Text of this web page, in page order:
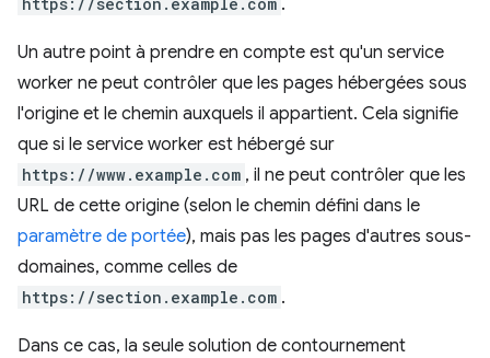
.
Un autre point à prendre en compte est qu'un service
worker ne peut contrôler que les pages hébergées sous
l'origine et le chemin auxquels il appartient. Cela signifie
que si le service worker est hébergé sur
https://www.example.com , il ne peut contrôler que les
URL de cette origine (selon le chemin défini dans le
paramètre de portée), mais pas les pages d'autres sous-
domaines, comme celles de
https://section.example.com .
Dans ce cas, la seule solution de contournement